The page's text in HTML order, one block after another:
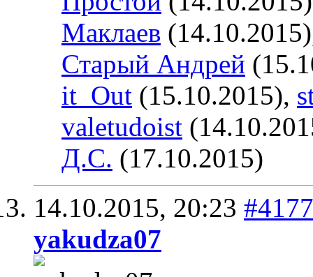
Маклаев
Старый Андрей
it_Out (15.10.2015),
valetudoist
Д.С. (17.10.2015)
14.10.2015, 20:23 #4177
yakudza07